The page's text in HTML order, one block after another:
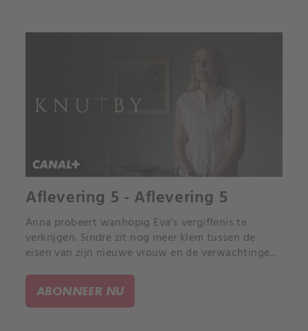
Aflevering 5 - Aflevering 5
Anna probeert wanhopig Eva's vergiffenis te
verkrijgen. Sindre zit nog meer klem tussen de
eisen van zijn nieuwe vrouw en de verwachtingen
ABONNEER NU